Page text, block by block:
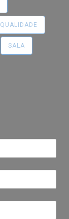
QUALIDADE
SALA